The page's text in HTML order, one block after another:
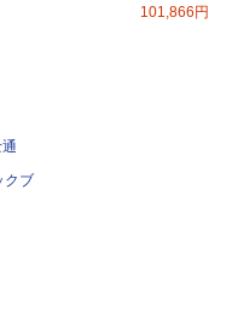
101,866円
クブ